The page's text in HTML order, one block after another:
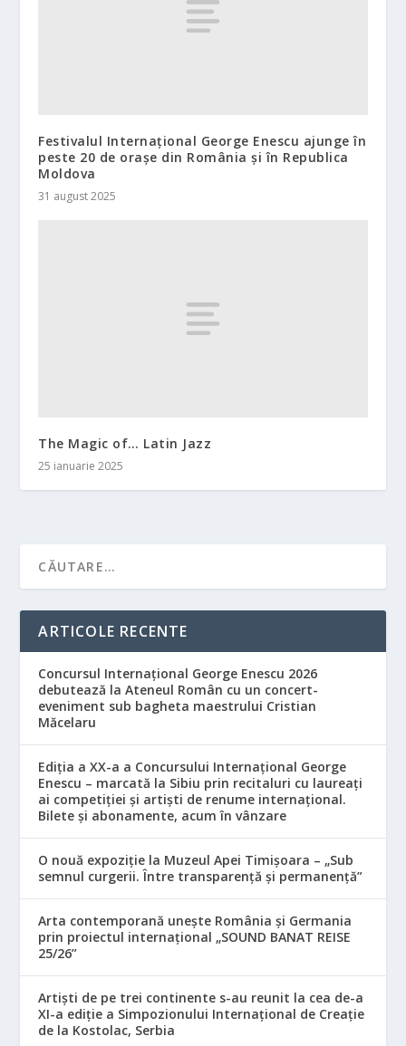
Festivalul Internațional George Enescu ajunge în
peste 20 de orașe din România și în Republica
Moldova
31 august 2025
The Magic of… Latin Jazz
25 ianuarie 2025
ARTICOLE RECENTE
Concursul Internațional George Enescu 2026
debutează la Ateneul Român cu un concert-
eveniment sub bagheta maestrului Cristian
Măcelaru
Ediția a XX-a a Concursului Internațional George
Enescu – marcată la Sibiu prin recitaluri cu laureați
ai competiției și artiști de renume internațional.
Bilete și abonamente, acum în vânzare
O nouă expoziție la Muzeul Apei Timișoara – „Sub
semnul curgerii. Între transparență și permanență”
Arta contemporană unește România și Germania
prin proiectul internațional „SOUND BANAT REISE
25/26”
Artiști de pe trei continente s-au reunit la cea de-a
XI-a ediție a Simpozionului Internațional de Creație
de la Kostolac, Serbia